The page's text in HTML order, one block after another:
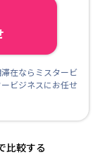
在ならミスタービ
ビジネスにお任せ
比較する